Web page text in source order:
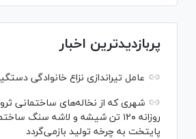
پربازدیدترین اخبار
عامل تیراندازی نزاع خانوادگی
شهری که از نخاله‌های ساختمانی
روزانه ۱۲۰ تن شیشه و لاشه سنگ
پایتخت به چرخه تولید بازمی‌گردد